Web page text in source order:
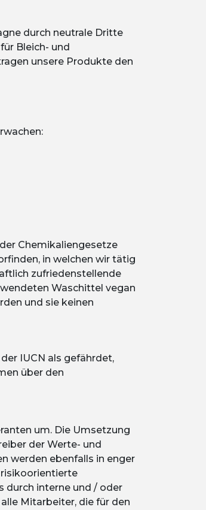
durch neutrale Dritte
Bleich- und
unsere Produkte den
Chemikaliengesetze
in welchen wir tätig
zufriedenstellende
Waschittel vegan
und sie keinen
IUCN als gefährdet,
über den
um. Die Umsetzung
der Werte- und
werden ebenfalls in enger
durch interne und / oder
Mitarbeiter, die für den